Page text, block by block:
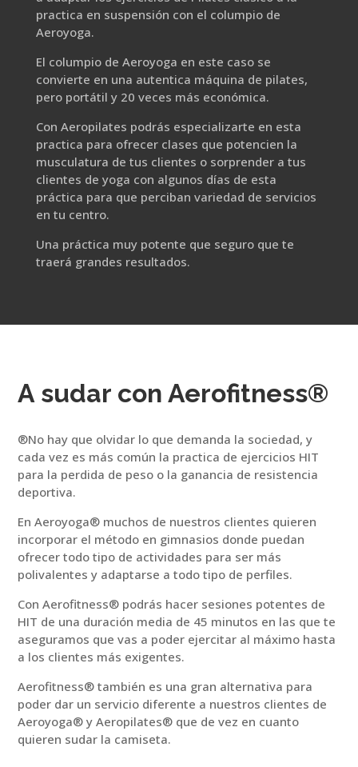
practica en suspensión con el columpio de
Aeroyoga.
El columpio de Aeroyoga en este caso se
convierte en una autentica máquina de pilates,
pero portátil y 20 veces más económica.
Con Aeropilates podrás especializarte en esta
practica para ofrecer clases que potencien la
musculatura de tus clientes o sorprender a tus
clientes de yoga con algunos días de esta
práctica para que perciban variedad de servicios
en tu centro.
Una práctica muy potente que seguro que te
traerá grandes resultados.
A sudar con Aerofitness®
®No hay que olvidar lo que demanda la sociedad, y
cada vez es más común la practica de ejercicios HIT
para la perdida de peso o la ganancia de resistencia
deportiva.
En Aeroyoga® muchos de nuestros clientes quieren
incorporar el método en gimnasios donde puedan
ofrecer todo tipo de actividades para ser más
polivalentes y adaptarse a todo tipo de perfiles.
Con Aerofitness® podrás hacer sesiones potentes de
HIT de una duración media de 45 minutos en las que te
aseguramos que vas a poder ejercitar al máximo hasta
a los clientes más exigentes.
Aerofitness® también es una gran alternativa para
poder dar un servicio diferente a nuestros clientes de
Aeroyoga® y Aeropilates® que de vez en cuanto
quieren sudar la camiseta.